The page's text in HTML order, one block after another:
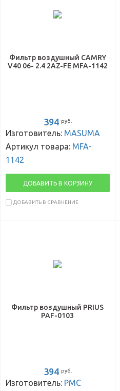
Фильтр воздушный CAMRY
V40 06- 2.4 2AZ-FE MFA-1142
394 руб.
Изготовитель: MASUMA
Артикул товара: MFA-
1142
ДОБАВИТЬ В КОРЗИНУ
ДОБАВИТЬ В СРАВНЕНИЕ
Фильтр воздушный PRIUS
PAF-0103
394 руб.
Изготовитель: PMC